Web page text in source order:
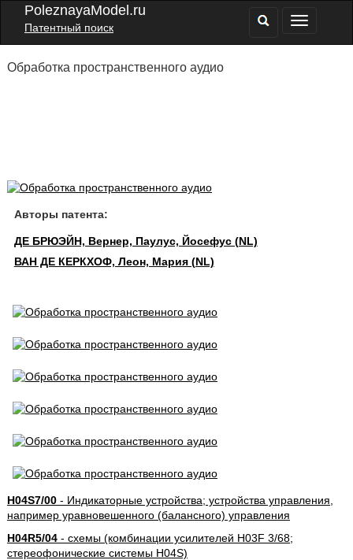
PoleznayaModel.ru
Патентный поиск
Обработка пространственного аудио
Авторы патента:
ДЕ БРЮЭЙН, Вернер, Паулус, Йосефус (NL)
ВАН ДЕ КЕРКХОФ, Леон, Мария (NL)
H04S7/00- Индикаторные устройства; устройства управления,
например уравновешенного (балансного) управления
H04R5/04- схемы (комбинации усилителей H03F 3/68;
стереофонические системы H04S)